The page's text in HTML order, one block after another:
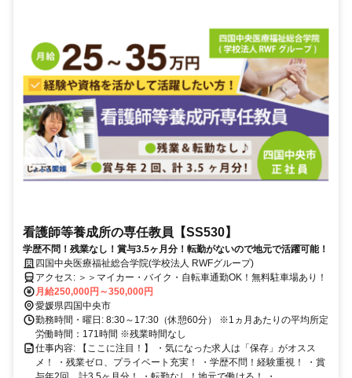
看護師等養成所の専任教員【SS530】
学歴不問！残業なし！賞与3.5ヶ月分！転勤がないので地元で活躍可能！
四国中央医療福祉総合学院(学校法人 RWFグループ)
アクセス: ＞＞マイカー・バイク・自転車通勤OK！無料駐車場あり！
月給250,000円～350,000円
愛媛県四国中央市
勤務時間・曜日: 8:30～17:30（休憩60分） ※1ヵ月あたりの平均所定
労働時間：171時間 ※残業時間なし
仕事内容: 【ここに注目！】 ・気になった求人は「保存」がオスス
メ！ ・残業ゼロ、プライベート充実！ ・学歴不問！経験重視！ ・賞